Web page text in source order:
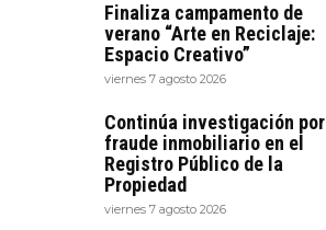
Finaliza campamento de
verano “Arte en Reciclaje:
Espacio Creativo”
viernes 7 agosto 2026
Continúa investigación por
fraude inmobiliario en el
Registro Público de la
Propiedad
viernes 7 agosto 2026